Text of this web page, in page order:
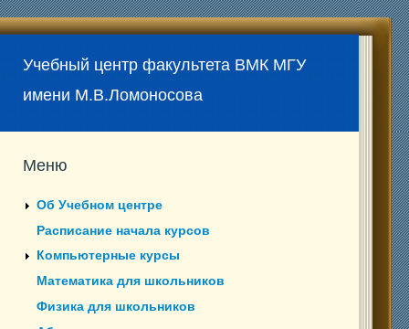
Учебный центр факультета ВМК МГУ
имени М.В.Ломоносова
Меню
Об Учебном центре
Расписание начала курсов
Компьютерные курсы
Математика для школьников
Физика для школьников